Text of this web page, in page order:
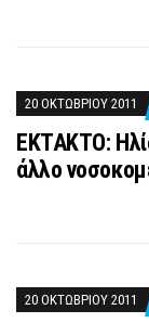
20 ΟΚΤΩΒΡΊΟΥ 2011
ΕΚΤΑΚΤΟ:
άλλο
20 ΟΚΤΩΒΡΊΟΥ 2011